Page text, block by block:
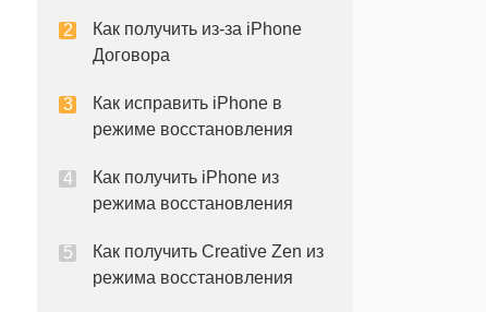
на iPhone . После того, какiPhone
перейдет
Как получить из-за iPhone
Договора
Как исправить iPhone в
режиме восстановления
Как получить iPhone из
режима восстановления
Как получить Creative Zen из
режима восстановления